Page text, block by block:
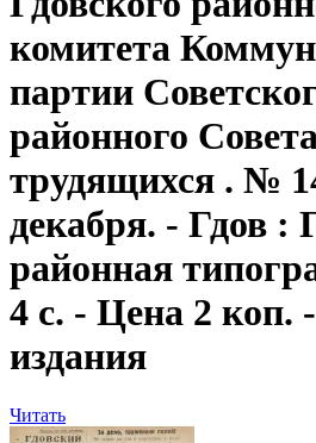
комитета
партии
районного
трудящихся . №
декабря. - Гдов :
районная
4 с. - Цена 2 коп.
издания
Читать